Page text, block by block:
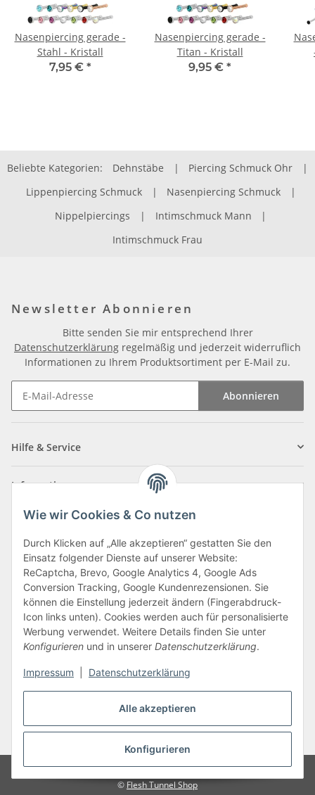
Alle akzeptieren
Konfigurieren
Wie wir Cookies & Co nutzen
Durch Klicken auf „Alle akzeptieren“ gestatten Sie den
Einsatz folgender Dienste auf unserer Website:
ReCaptcha, Brevo, Google Analytics 4, Google Ads
Conversion Tracking, Google Kundenrezensionen. Sie
können die Einstellung jederzeit ändern (Fingerabdruck-
Icon links unten). Cookies werden auch für personalisierte
Werbung verwendet. Weitere Details finden Sie unter
Konfigurieren und in unserer Datenschutzerklärung.
Impressum Datenschutzerklärung
Nasenpiercing gerade -
Stahl - Kristall
7,95 € *
Nasenpiercing gerade -
Titan - Kristall
9,95 € *
Beliebte Kategorien: Dehnstäbe | Piercing Schmuck Ohr
|
Lippenpiercing Schmuck
| Nasenpiercing Schmuck
|
Nippelpiercings
| Intimschmuck Mann
|
Intimschmuck Frau
Newsletter Abonnieren
Bitte senden Sie mir entsprechend Ihrer
Datenschutzerklärung regelmäßig und jederzeit widerruflich
Informationen zu Ihrem Produktsortiment per E-Mail zu.
Abonnieren
Hilfe & Service
Informationen
Zahlungsarten
Vertrag widerrufen
* Alle Preise inkl. gesetzlicher USt., zzgl.
© Flesh Tunnel Shop